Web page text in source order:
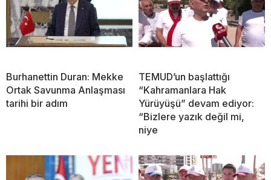
Burhanettin Duran: Mekke
Ortak Savunma Anlaşması
tarihi bir adım
TEMUD’un başlattığı
“Kahramanlara Hak
Yürüyüşü” devam ediyor:
“Bizlere yazık değil mi,
niye